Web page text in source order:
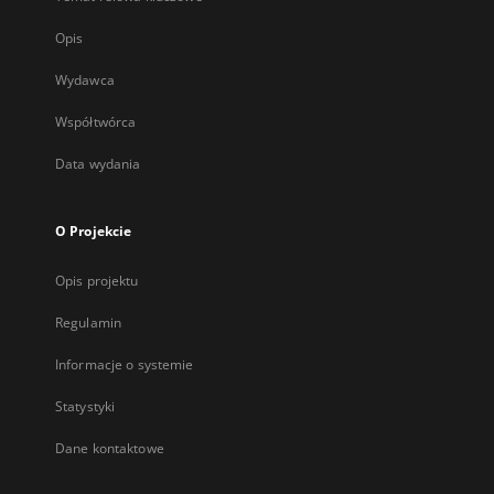
Opis
Wydawca
Współtwórca
Data wydania
O Projekcie
Opis projektu
Regulamin
Informacje o systemie
Statystyki
Dane kontaktowe